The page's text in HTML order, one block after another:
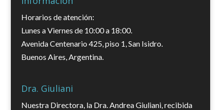
Horarios de atención:
Lunes a Viernes de 10:00 a 18:00.
Avenida Centenario 425, piso 1, San Isidro.
Buenos Aires, Argentina.
Dra. Giuliani
Nuestra Directora, la Dra. Andrea Giuliani, recibida